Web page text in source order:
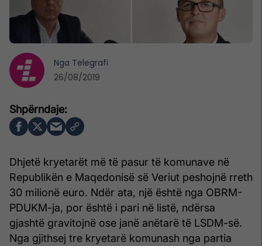
Dhjetë kryetarët më të pasur të komunave në
Republikën e Maqedonisë së Veriut peshojnë rreth
30 milionë euro. Ndër ata, një është nga OBRM-
PDUKM-ja, por është i pari në listë, ndërsa
gjashtë gravitojnë ose janë anëtarë të LSDM-së.
Nga gjithsej tre kryetarë komunash nga partia
Nga Telegrafi
26/08/2019